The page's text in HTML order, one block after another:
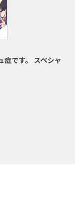
症です。 スペシャ